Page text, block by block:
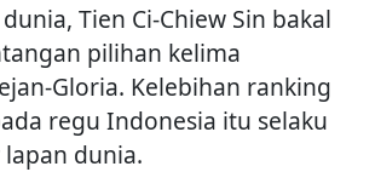
Tien Ci-Chiew Sin bakal
pilihan kelima
Gloria. Kelebihan ranking
regu Indonesia itu selaku
dunia.